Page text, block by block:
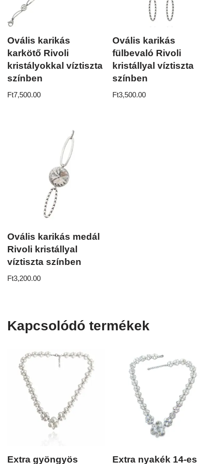
Ovális karikás
karkötő Rivoli
kristályokkal víztiszta
színben
Ft7,500.00
Ovális karikás
fülbevaló Rivoli
kristállyal víztiszta
színben
Ft3,500.00
Ovális karikás medál
Rivoli kristállyal
víztiszta színben
Ft3,200.00
Kapcsolódó termékek
Extra gyöngyös
Extra nyakék 14-es